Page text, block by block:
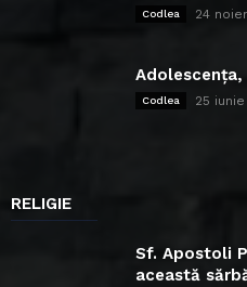
Codlea 24
Codlea 25
RELIGIE
Sf. Apostoli
această